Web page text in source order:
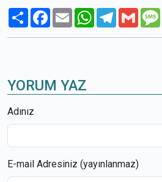
PaylaşFacebook
Email WhatsAppTelegram
Gmail
YORUM YAZ
Adınız
E-mail Adresiniz (yayınlanmaz)